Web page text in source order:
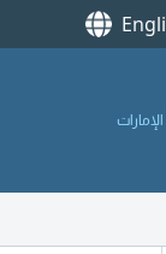
الإمارات